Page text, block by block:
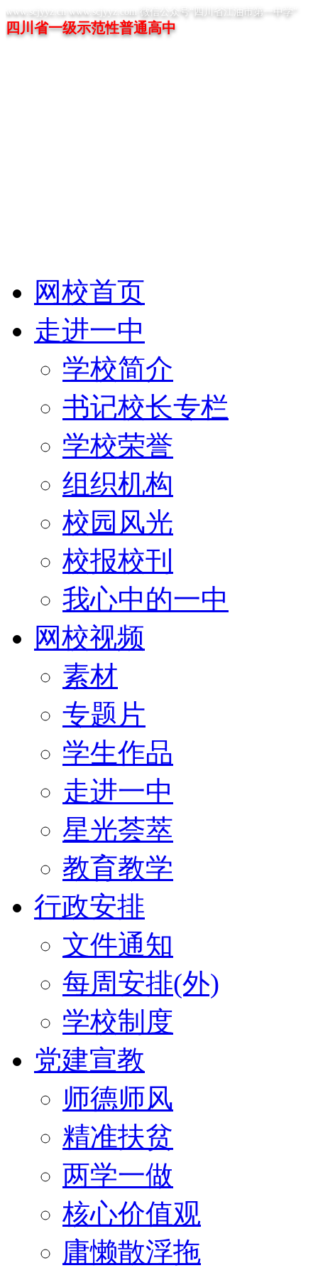
www.scjyyz.cn www.scjyyz.com 微信公众号“四川省江油市第一中学”
四川省一级示范性普通高中
网校首页
走进一中
学校简介
书记校长专栏
学校荣誉
组织机构
校园风光
校报校刊
我心中的一中
网校视频
素材
专题片
学生作品
走进一中
星光荟萃
教育教学
行政安排
文件通知
每周安排(外)
学校制度
党建宣教
师德师风
精准扶贫
两学一做
核心价值观
庸懒散浮拖